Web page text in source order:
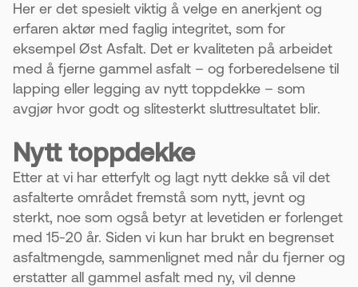
Her er det spesielt viktig å velge en anerkjent og
erfaren aktør med faglig integritet, som for
eksempel Øst Asfalt. Det er kvaliteten på arbeidet
med å fjerne gammel asfalt – og forberedelsene til
lapping eller legging av nytt toppdekke – som
avgjør hvor godt og slitesterkt sluttresultatet blir.
Nytt toppdekke
Etter at vi har etterfylt og lagt nytt dekke så vil det
asfalterte området fremstå som nytt, jevnt og
sterkt, noe som også betyr at levetiden er forlenget
med 15-20 år. Siden vi kun har brukt en begrenset
asfaltmengde, sammenlignet med når du fjerner og
erstatter all gammel asfalt med ny, vil denne